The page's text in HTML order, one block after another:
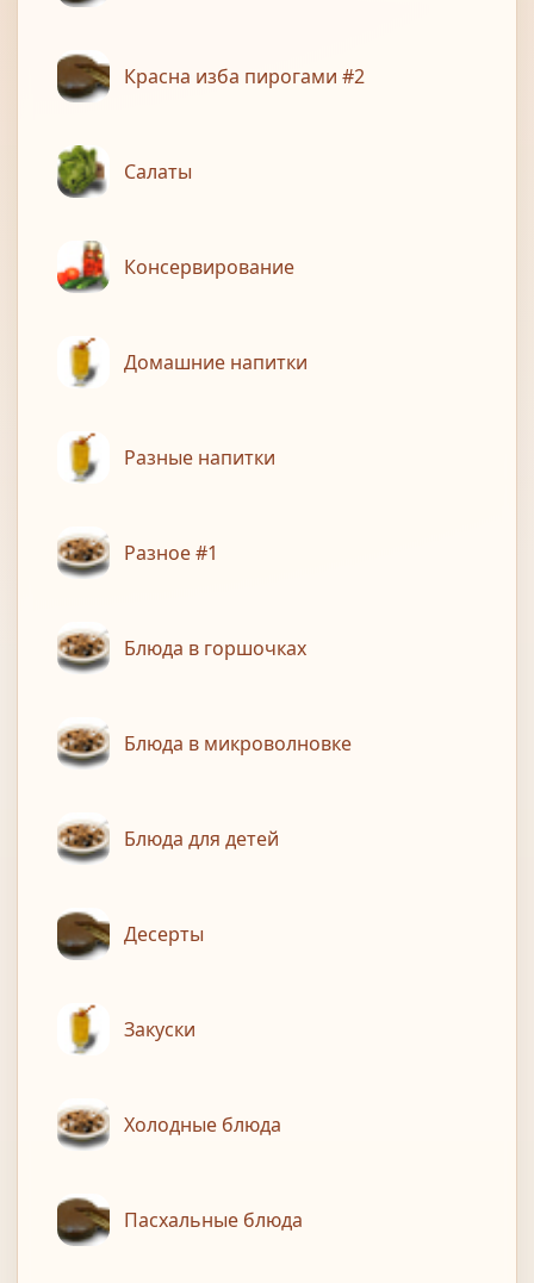
Красна изба пирогами #2
Салаты
Консервирование
Домашние напитки
Разные напитки
Разное #1
Блюда в горшочках
Блюда в микроволновке
Блюда для детей
Десерты
Закуски
Холодные блюда
Пасхальные блюда